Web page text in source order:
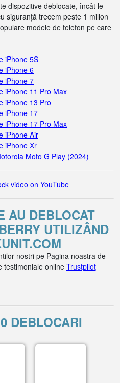
dispozitive deblocate, încât le-
siguranță trecem peste 1 milion
modele de telefon pe care
iPhone 5S
iPhone 6
iPhone 7
iPhone 11 Pro Max
iPhone 13 Pro
iPhone 17
iPhone 17 Pro Max
iPhone Air
iPhone Xr
Moto G Play (2024)
video on YouTube
AU DEBLOCAT
UTILIZÂND
nostri pe Pagina noastra de
onlineTrustpilot
DEBLOCARI